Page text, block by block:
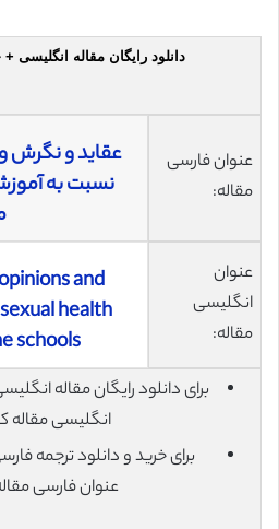
دانلود رایگان مقاله انگلیسی
عنوان فارسی
مقاله:
عقاید و نگرش
نسبت به
عنوان
انگلیسی
مقاله:
and
health
schools
انگلیسی مقاله
برای خرید و دانلود ترجمه
عنوان فارسی